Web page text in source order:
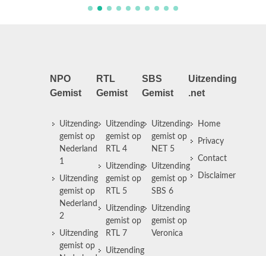
NPO
Gemist
Uitzending
gemist op
Nederland
1
Uitzending
gemist op
Nederland
2
Uitzending
gemist op
RTL
Gemist
Uitzending
gemist op
RTL 4
Uitzending
gemist op
RTL 5
Uitzending
gemist op
RTL 7
Uitzending
SBS
Gemist
Uitzending
gemist op
NET 5
Uitzending
gemist op
SBS 6
Uitzending
gemist op
Veronica
Uitzending
.net
Home
Privacy
Contact
Disclaimer